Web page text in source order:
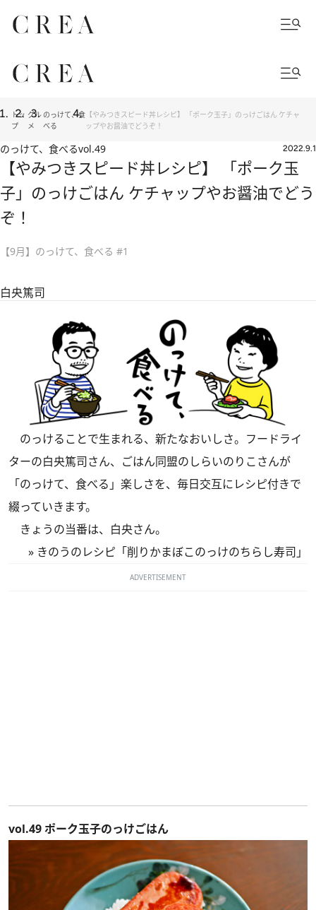
トッ
プ
グル
メ
のっけて、食
べる
【やみつきスピード丼レシピ】 「ポーク玉子」のっけごはん ケチャ
ップやお醤油でどうぞ！
のっけて、食べるvol.49 2022.9.1
【やみつきスピード丼レシピ】 「ポーク玉
子」のっけごはん ケチャップやお醤油でどう
ぞ！
【9月】のっけて、食べる #1
白央篤司
のっけることで生まれる、新たなおいしさ。フードライ
ターの白央篤司さん、ごはん同盟のしらいのりこさんが
「のっけて、食べる」楽しさを、毎日交互にレシピ付きで
綴っていきます。
きょうの当番は、白央さん。
» きのうのレシピ「削りかまぼこのっけのちらし寿司」
ADVERTISEMENT
vol.49 ポーク玉子のっけごはん